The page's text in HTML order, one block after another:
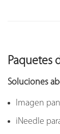
Paquetes
Soluciones
Imagen
iNeedle